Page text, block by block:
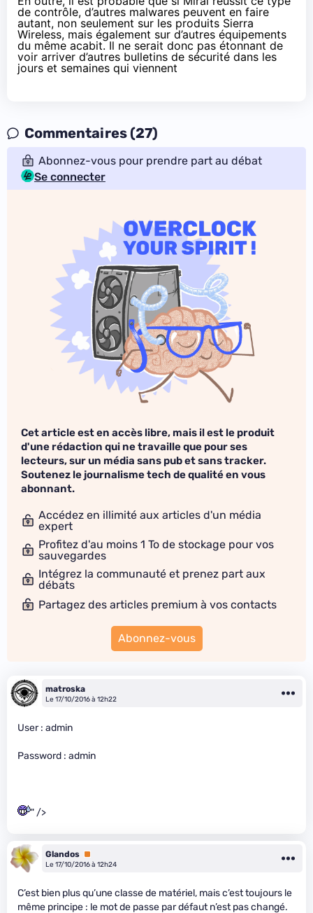
de contrôle, d’autres malwares peuvent en faire
autant, non seulement sur les produits Sierra
Wireless, mais également sur d’autres équipements
du même acabit. Il ne serait donc pas étonnant de
voir arriver d’autres bulletins de sécurité dans les
jours et semaines qui viennent
Commentaires (27)
Abonnez-vous pour prendre part au débat
Se connecter
Cet article est en accès libre, mais il est le produit
d'une rédaction qui ne travaille que pour ses
lecteurs, sur un média sans pub et sans tracker.
Soutenez le journalisme tech de qualité en vous
abonnant.
Accédez en illimité aux articles d'un média
expert
Profitez d'au moins 1 To de stockage pour vos
sauvegardes
Intégrez la communauté et prenez part aux
débats
Partagez des articles premium à vos contacts
Abonnez-vous
matroska
Le 17/10/2016 à 12h22
User : admin
Password : admin
" />
Glandos Premium
Le 17/10/2016 à 12h24
C’est bien plus qu’une classe de matériel, mais c’est toujours le
même principe : le mot de passe par défaut n’est pas changé.